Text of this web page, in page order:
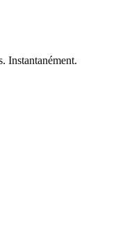
Instantanément.